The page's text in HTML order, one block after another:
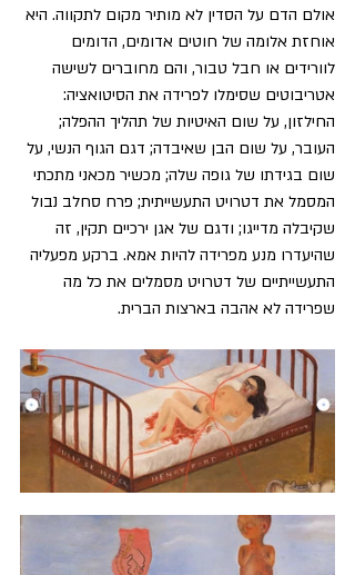
אולם הדם על הסדין לא מותיר מקום לתקווה. היא
אוחזת אלומה של חוטים אדומים, הדומים
לוורידים או חבל טבור, והם מחוברים לשישה
אטריבוטים שסימלו לפרידה את הסיטואציה:
החילזון, על שום האיטיות של תהליך ההפלה;
העובר, על שום הבן שאיבדה; דגם הגוף הנשי, על
שום בגידתו של גופה שלה; מכשיר מכאני מתכתי
המסמל את דטרויט התעשייתית; פרח סחלב נבול
שקיבלה מדייגו; ודגם של אגן ירכיים תקין, זה
שהיעדרו מנע מפרידה להיות אמא. ברקע מפעליה
התעשייתיים של דטרויט מסמלים את כל מה
שפרידה לא אהבה בארצות הברית.